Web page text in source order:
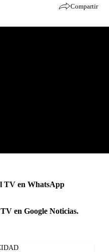
Compartir
TV en WhatsApp
en Google Noticias.